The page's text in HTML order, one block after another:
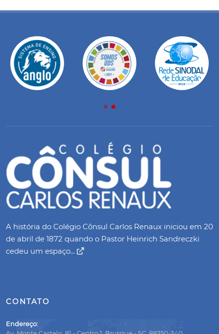
A história do Colégio Cônsul Carlos Renaux iniciou em 20
de abril de 1872 quando o Pastor Heinrich Sandreczki
cedeu um espaço...
CONTATO
Endereço: